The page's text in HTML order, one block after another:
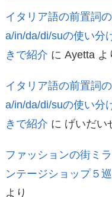
イタリア語の前置詞の
a/in/da/di/suの使い分
きで紹介 に Ayetta よ
イタリア語の前置詞の
a/in/da/di/suの使い分
きで紹介 に げいだい
ファッションの街ミ
ンテージショップ５
より